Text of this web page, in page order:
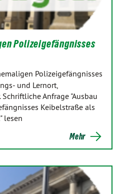
Polizeigefängnisses
Polizeigefängnisses
und Lernort,
Anfrage "Ausbau
Keibelstraße als
lesen
Mehr